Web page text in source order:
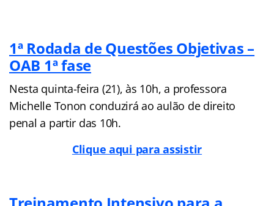
1ª Rodada de Questões Objetivas –
OAB 1ª fase
Nesta quinta-feira (21), às 10h, a professora
Michelle Tonon conduzirá ao aulão de direito
penal a partir das 10h.
Clique aqui para assistir